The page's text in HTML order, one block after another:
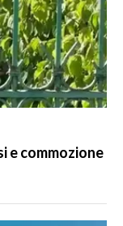
e commozione